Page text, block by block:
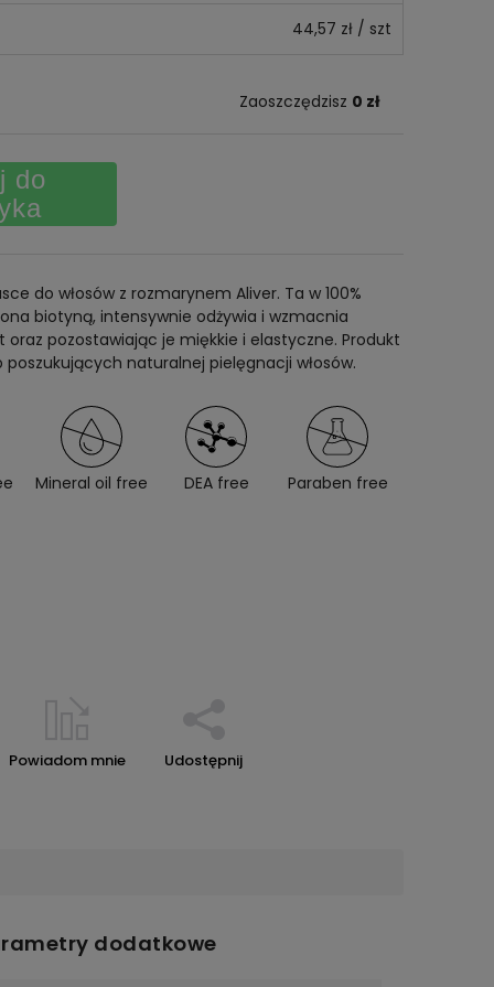
44,57 zł / szt
Zaoszczędzisz 0 zł
do
do włosów z rozmarynem Aliver. Ta w 100%
biotyną, intensywnie odżywia i wzmacnia
pozostawiając je miękkie i elastyczne. Produkt
naturalnej pielęgnacji włosów.
Mineral oil free DEA free Paraben free
Powiadom mnie Udostępnij
dodatkowe